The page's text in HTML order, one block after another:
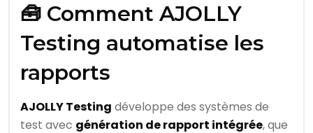
🧰 Comment AJOLLY
Testing automatise les
rapports
AJOLLY Testing développe des systèmes de
test avec génération de rapport intégrée, que